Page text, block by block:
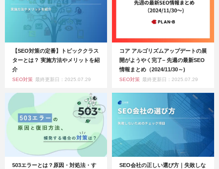
【SEO対策の定番】トピッククラス
ターとは？ 実施方法やメリットを紹
介
SEO対策 最終更新日：2025.07.29
コア アルゴリズムアップデートの展
開がようやく完了– 先週の最新SEO
情報まとめ（2024/11/30～)
SEO対策 最終更新日：2025.07.29
503エラーとは？原因・対処法・す
SEO会社の正しい選び方｜失敗しな